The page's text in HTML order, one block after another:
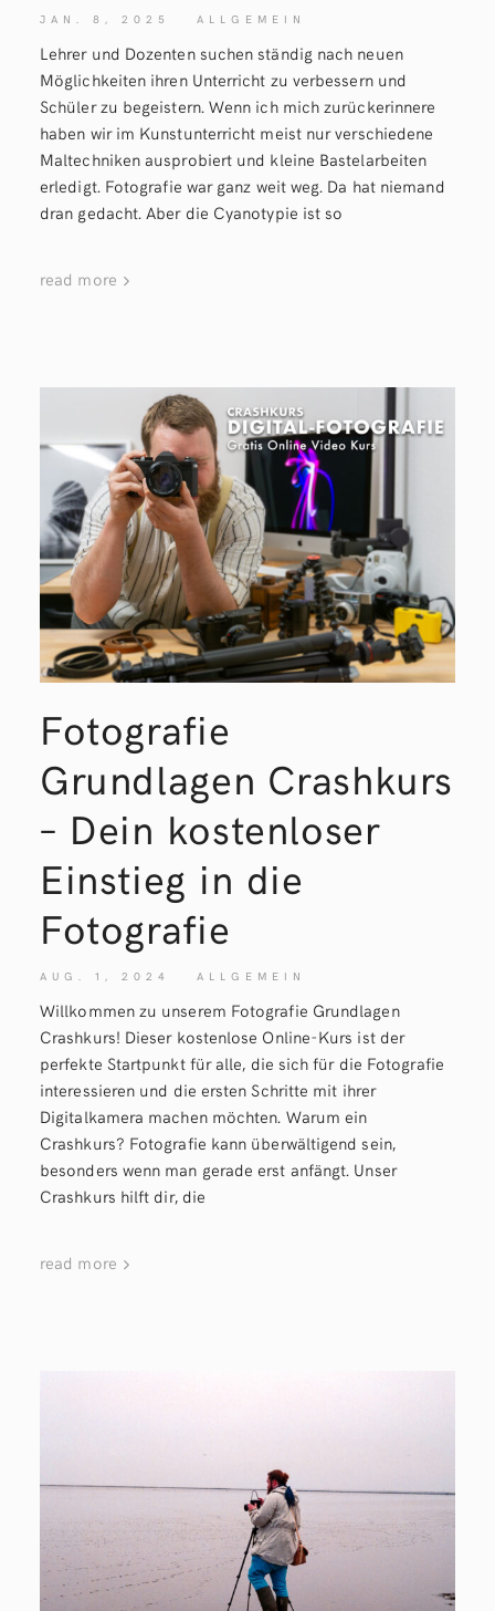
JAN. 8, 2025 ALLGEMEIN
Lehrer und Dozenten suchen ständig nach neuen
Möglichkeiten ihren Unterricht zu verbessern und
Schüler zu begeistern. Wenn ich mich zurückerinnere
haben wir im Kunstunterricht meist nur verschiedene
Maltechniken ausprobiert und kleine Bastelarbeiten
erledigt. Fotografie war ganz weit weg. Da hat niemand
dran gedacht. Aber die Cyanotypie ist so
read more
Fotografie
Grundlagen Crashkurs
– Dein kostenloser
Einstieg in die
Fotografie
AUG. 1, 2024 ALLGEMEIN
Willkommen zu unserem Fotografie Grundlagen
Crashkurs! Dieser kostenlose Online-Kurs ist der
perfekte Startpunkt für alle, die sich für die Fotografie
interessieren und die ersten Schritte mit ihrer
Digitalkamera machen möchten. Warum ein
Crashkurs? Fotografie kann überwältigend sein,
besonders wenn man gerade erst anfängt. Unser
Crashkurs hilft dir, die
read more